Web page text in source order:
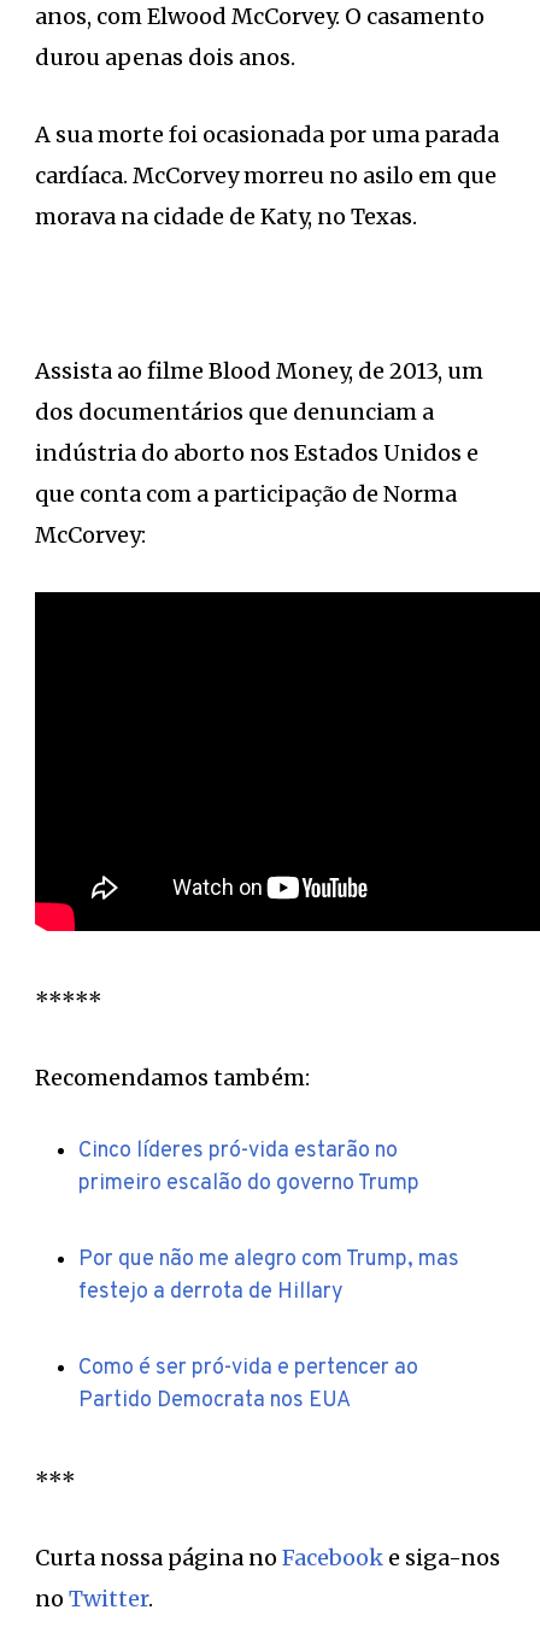
anos, com Elwood McCorvey. O casamento
durou apenas dois anos.
A sua morte foi ocasionada por uma parada
cardíaca. McCorvey morreu no asilo em que
morava na cidade de Katy, no Texas.
Assista ao filme Blood Money, de 2013, um
dos documentários que denunciam a
indústria do aborto nos Estados Unidos e
que conta com a participação de Norma
McCorvey:
*****
Recomendamos também:
Cinco líderes pró-vida estarão no
primeiro escalão do governo Trump
Por que não me alegro com Trump, mas
festejo a derrota de Hillary
Como é ser pró-vida e pertencer ao
Partido Democrata nos EUA
***
Curta nossa página no Facebook e siga-nos
no Twitter.